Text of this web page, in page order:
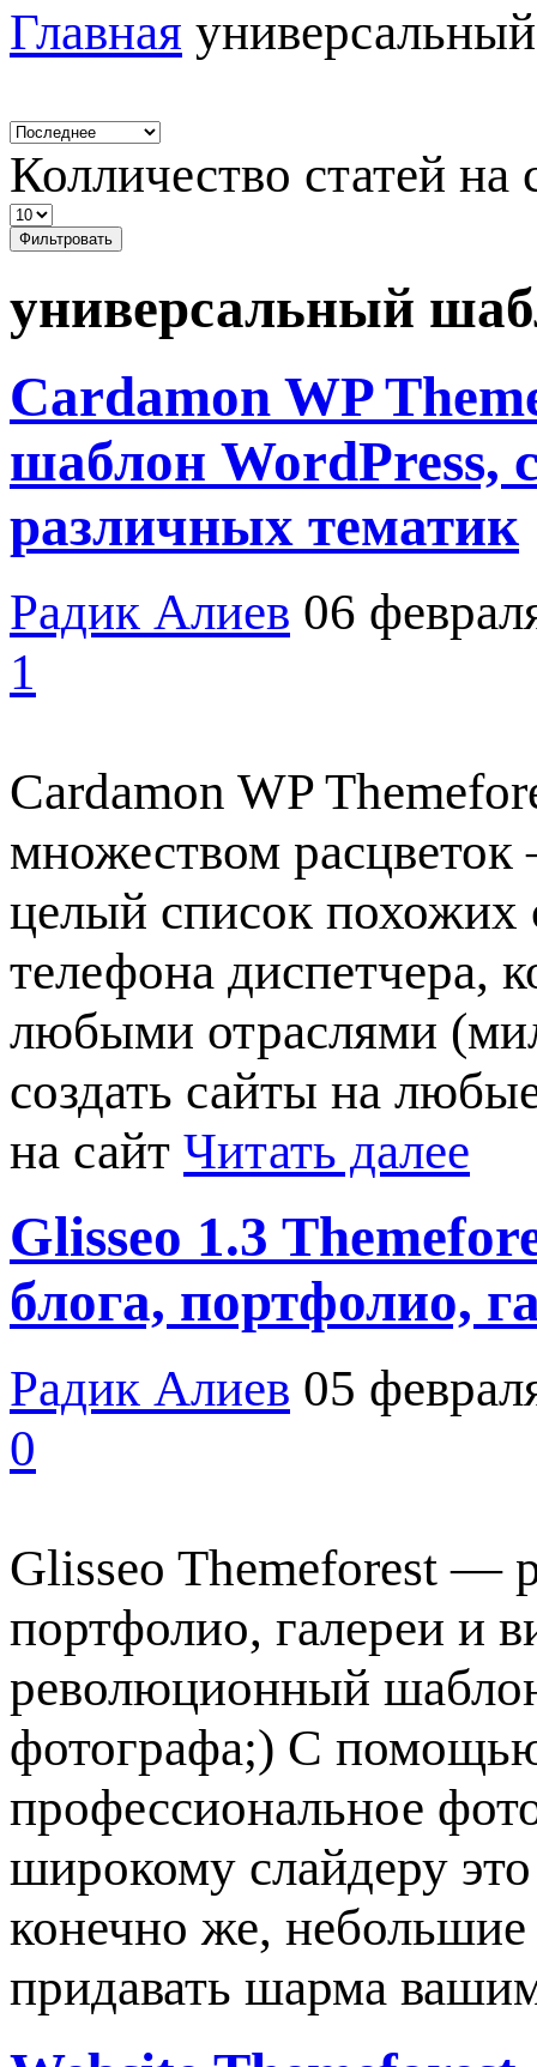
Главная
Колличество статей на
Фильтровать
универсальный
Cardamon WP
шаблон WordPress,
различных тематик
Радик Алиев 06
1
Cardamon WP
множеством
целый список похожих
телефона диспетчера,
любыми отраслями
создать сайты на
на сайт Читать далее
Glisseo 1.3
блога, портфолио,
Радик Алиев 05
0
Glisseo Themeforest —
портфолио, галереи и
революционный
фотографа;) С
профессиональное
широкому слайдеру
конечно же,
придавать шарма